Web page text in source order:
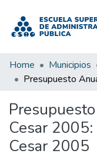
Home Municipios
Cesar
Cesar 2005